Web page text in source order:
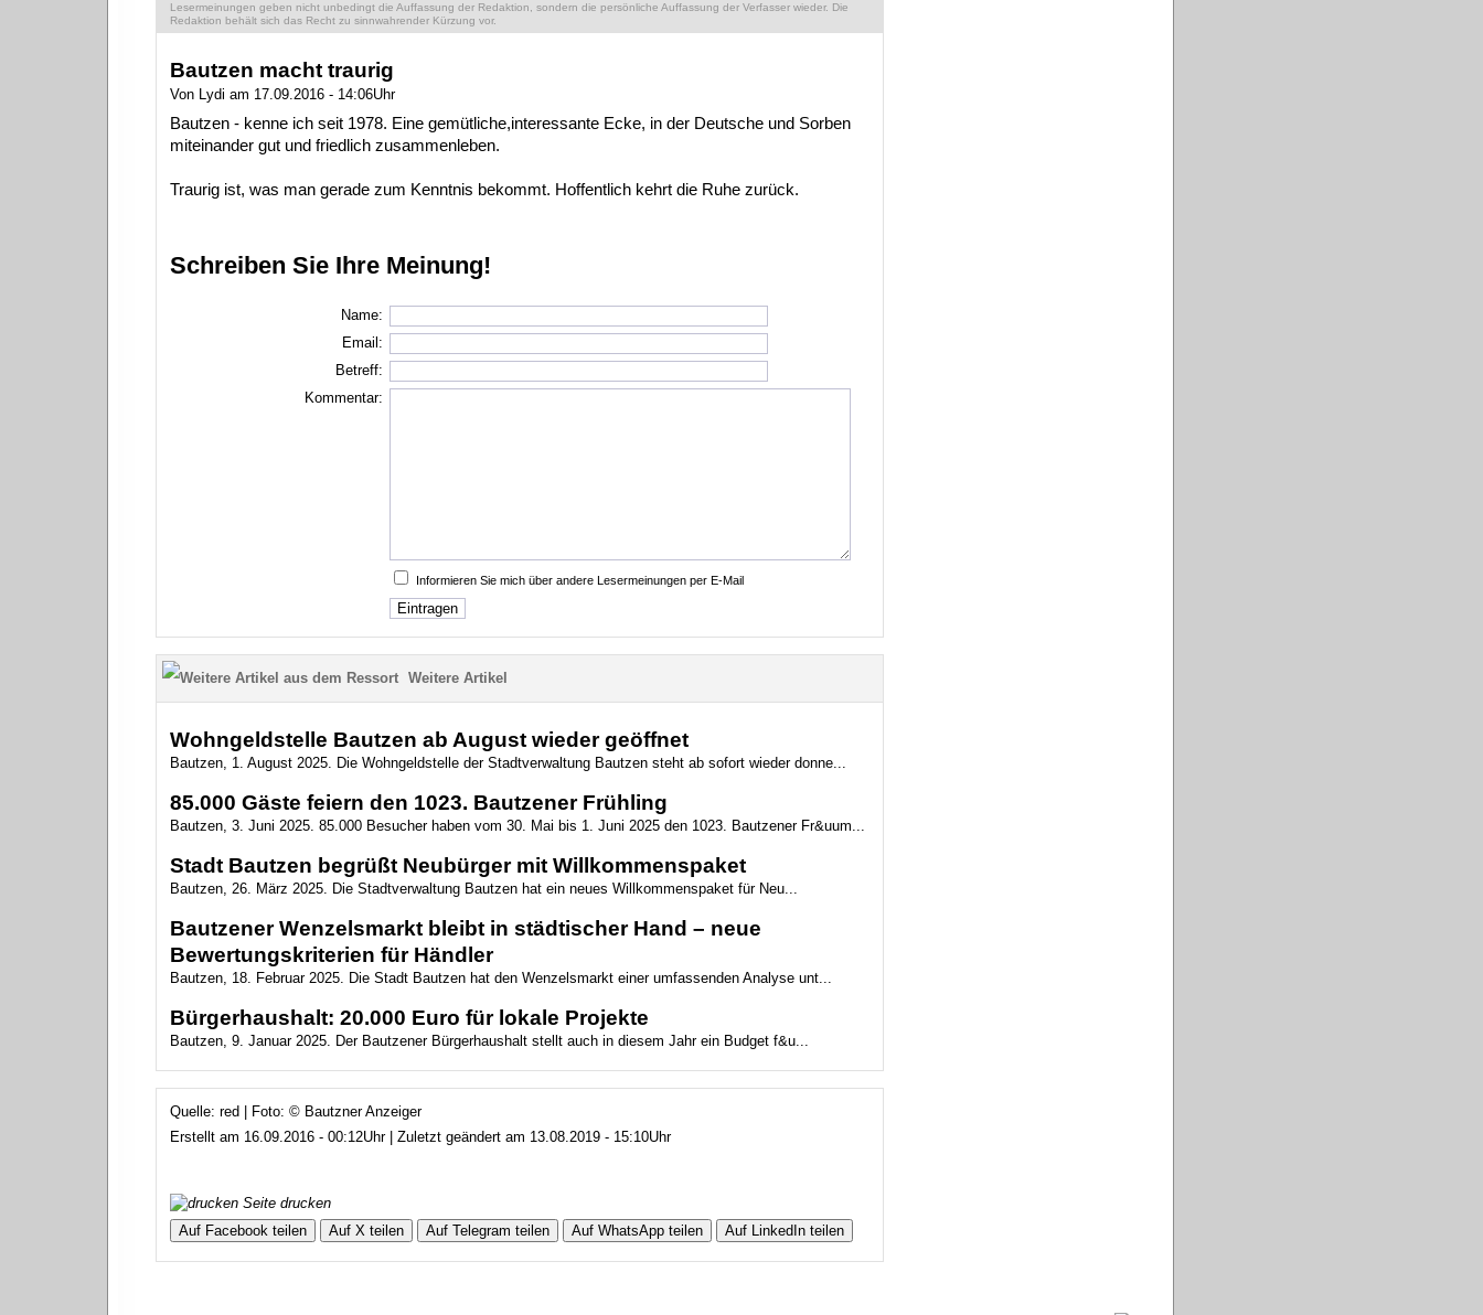
Lesermeinungen geben nicht unbedingt die Auffassung der Redaktion, sondern die persönliche Auffassung der Verfasser wieder. Die
Redaktion behält sich das Recht zu sinnwahrender Kürzung vor.
Bautzen macht traurig
Von Lydi am 17.09.2016 - 14:06Uhr
Bautzen - kenne ich seit 1978. Eine gemütliche,interessante Ecke, in der Deutsche und Sorben
miteinander gut und friedlich zusammenleben.
Traurig ist, was man gerade zum Kenntnis bekommt. Hoffentlich kehrt die Ruhe zurück.
Schreiben Sie Ihre Meinung!
Name:
Email:
Betreff:
Kommentar:
Informieren Sie mich über andere Lesermeinungen per E-Mail
Weitere Artikel
Wohngeldstelle Bautzen ab August wieder geöffnet
Bautzen, 1. August 2025. Die Wohngeldstelle der Stadtverwaltung Bautzen steht ab sofort wieder donne...
85.000 Gäste feiern den 1023. Bautzener Frühling
Bautzen, 3. Juni 2025. 85.000 Besucher haben vom 30. Mai bis 1. Juni 2025 den 1023. Bautzener Fr&uum...
Stadt Bautzen begrüßt Neubürger mit Willkommenspaket
Bautzen, 26. März 2025. Die Stadtverwaltung Bautzen hat ein neues Willkommenspaket für Neu...
Bautzener Wenzelsmarkt bleibt in städtischer Hand – neue
Bewertungskriterien für Händler
Bautzen, 18. Februar 2025. Die Stadt Bautzen hat den Wenzelsmarkt einer umfassenden Analyse unt...
Bürgerhaushalt: 20.000 Euro für lokale Projekte
Bautzen, 9. Januar 2025. Der Bautzener Bürgerhaushalt stellt auch in diesem Jahr ein Budget f&u...
Quelle: red | Foto: © Bautzner Anzeiger
Erstellt am 16.09.2016 - 00:12Uhr | Zuletzt geändert am 13.08.2019 - 15:10Uhr
Seite drucken
Auf Facebook teilen
Auf X teilen Auf Telegram teilen Auf WhatsApp teilen Auf LinkedIn teilen